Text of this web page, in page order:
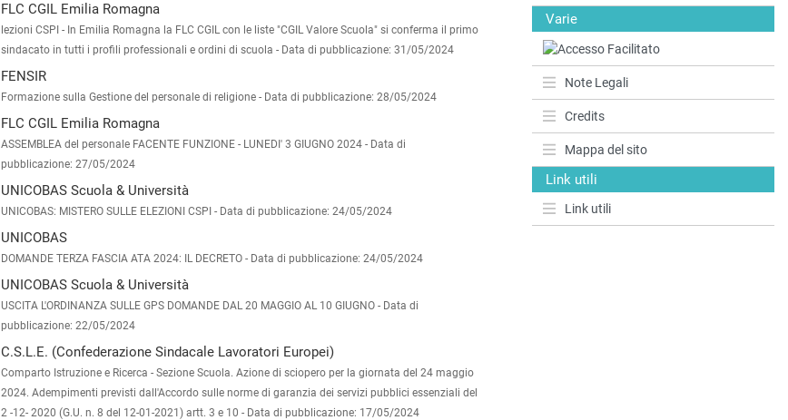
FLC CGIL Emilia Romagna
lezioni CSPI - In Emilia Romagna la FLC CGIL con le liste "CGIL Valore Scuola" si conferma il primo
sindacato in tutti i profili professionali e ordini di scuola - Data di pubblicazione: 31/05/2024
FENSIR
Formazione sulla Gestione del personale di religione - Data di pubblicazione: 28/05/2024
FLC CGIL Emilia Romagna
ASSEMBLEA del personale FACENTE FUNZIONE - LUNEDI' 3 GIUGNO 2024 - Data di
pubblicazione: 27/05/2024
UNICOBAS Scuola & Università
UNICOBAS: MISTERO SULLE ELEZIONI CSPI - Data di pubblicazione: 24/05/2024
UNICOBAS
DOMANDE TERZA FASCIA ATA 2024: IL DECRETO - Data di pubblicazione: 24/05/2024
UNICOBAS Scuola & Università
USCITA L'ORDINANZA SULLE GPS DOMANDE DAL 20 MAGGIO AL 10 GIUGNO - Data di
pubblicazione: 22/05/2024
C.S.L.E. (Confederazione Sindacale Lavoratori Europei)
Comparto Istruzione e Ricerca - Sezione Scuola. Azione di sciopero per la giornata del 24 maggio
2024. Adempimenti previsti dall'Accordo sulle norme di garanzia dei servizi pubblici essenziali del
2 -12- 2020 (G.U. n. 8 del 12-01-2021) artt. 3 e 10 - Data di pubblicazione: 17/05/2024
Varie
Note Legali
Credits
Mappa del sito
Link utili
Link utili